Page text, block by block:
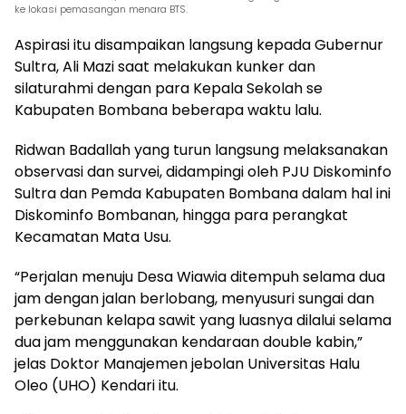
ke lokasi pemasangan menara BTS.
Aspirasi itu disampaikan langsung kepada Gubernur
Sultra, Ali Mazi saat melakukan kunker dan
silaturahmi dengan para Kepala Sekolah se
Kabupaten Bombana beberapa waktu lalu.
Ridwan Badallah yang turun langsung melaksanakan
observasi dan survei, didampingi oleh PJU Diskominfo
Sultra dan Pemda Kabupaten Bombana dalam hal ini
Diskominfo Bombanan, hingga para perangkat
Kecamatan Mata Usu.
“Perjalan menuju Desa Wiawia ditempuh selama dua
jam dengan jalan berlobang, menyusuri sungai dan
perkebunan kelapa sawit yang luasnya dilalui selama
dua jam menggunakan kendaraan double kabin,”
jelas Doktor Manajemen jebolan Universitas Halu
Oleo (UHO) Kendari itu.